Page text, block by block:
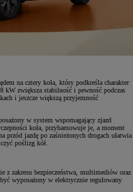
na cztery koła, który podkreśla charakter
zwiększa stabilność i pewność podczas
i jeszcze większą przyjemność
w system wspomagający zjazd
koła, przyhamowuje je, a moment
jazdę po zaśnieżonych drogach ułatwia
poślizg kół.
z zakresu bezpieczeństwa, multimediów oraz
wyposażony w elektrycznie regulowany